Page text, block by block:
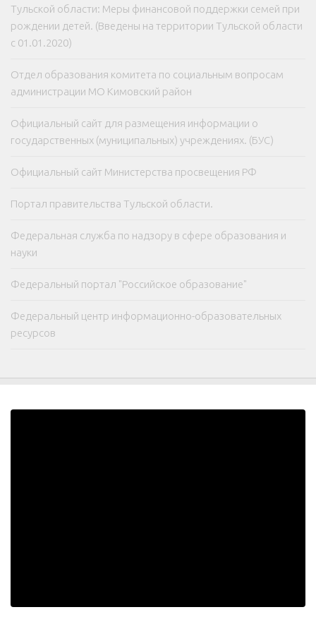
Тульской области: Меры финансовой поддержки семей при
рождении детей. (Введены на территории Тульской области
с 01.01.2020)
Отдел образования комитета по социальным вопросам
администрации МО Кимовский район
Официальный сайт для размещения информации о
государственных (муниципальных) учреждениях. (БУС)
Официальный сайт Министерства просвещения РФ
Портал правительства Тульской области.
Федеральная служба по надзору в сфере образования и
науки
Федеральный портал "Российское образование"
Федеральный центр информационно-образовательных
ресурсов